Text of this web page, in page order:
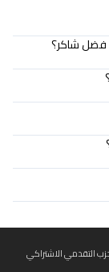
فضل شاكر؟
التقدمي الاشتراكي